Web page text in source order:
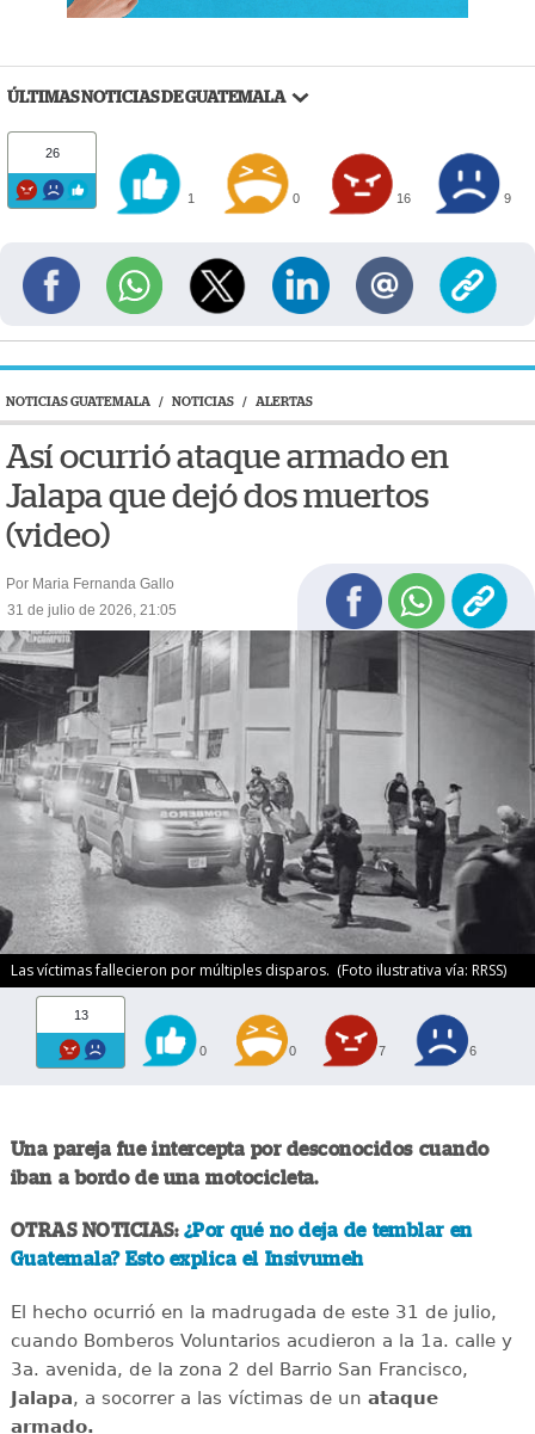
ÚLTIMAS NOTICIAS DE GUATEMALA
26
1 0 16 9
NOTICIAS GUATEMALA / NOTICIAS / ALERTAS
Así ocurrió ataque armado en
Jalapa que dejó dos muertos
(video)
Por Maria Fernanda Gallo
31 de julio de 2026, 21:05
Las víctimas fallecieron por múltiples disparos. (Foto ilustrativa vía: RRSS)
13
0 0 7 6
Una pareja fue intercepta por desconocidos cuando
iban a bordo de una motocicleta.
OTRAS NOTICIAS: ¿Por qué no deja de temblar en
Guatemala? Esto explica el Insivumeh
El hecho ocurrió en la madrugada de este 31 de julio,
cuando Bomberos Voluntarios acudieron a la 1a. calle y
3a. avenida, de la zona 2 del Barrio San Francisco,
Jalapa, a socorrer a las víctimas de un ataque
armado.